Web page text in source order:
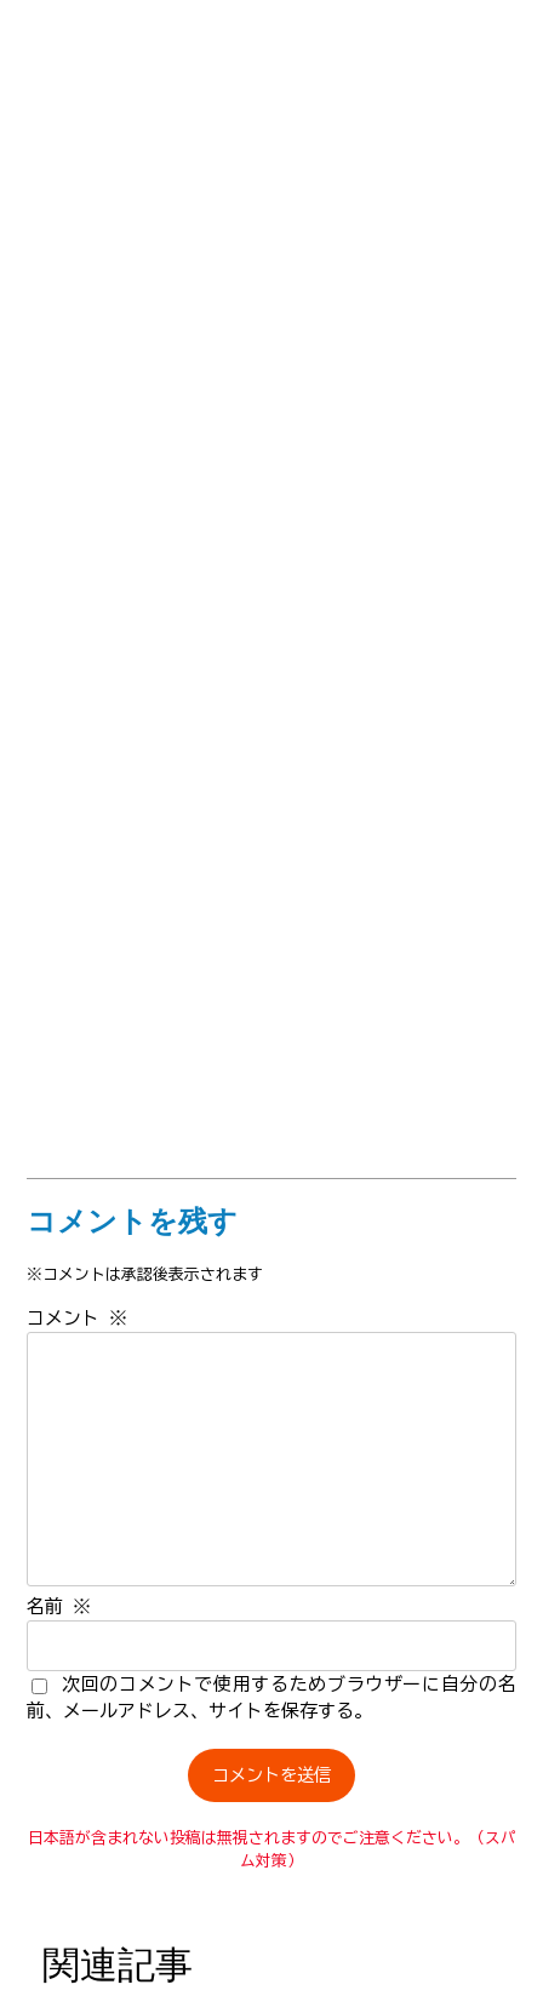
コメントを残す
※コメントは承認後表示されます
コメント ※
名前 ※
次回のコメントで使用するためブラウザーに自分の名
前、メールアドレス、サイトを保存する。
日本語が含まれない投稿は無視されますのでご注意ください。（スパ
ム対策）
関連記事